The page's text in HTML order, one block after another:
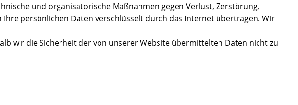
und organisatorische Maßnahmen gegen Verlust, Zerstörung,
persönlichen Daten verschlüsselt durch das Internet übertragen. Wir
wir die Sicherheit der von unserer Website übermittelten Daten nicht zu